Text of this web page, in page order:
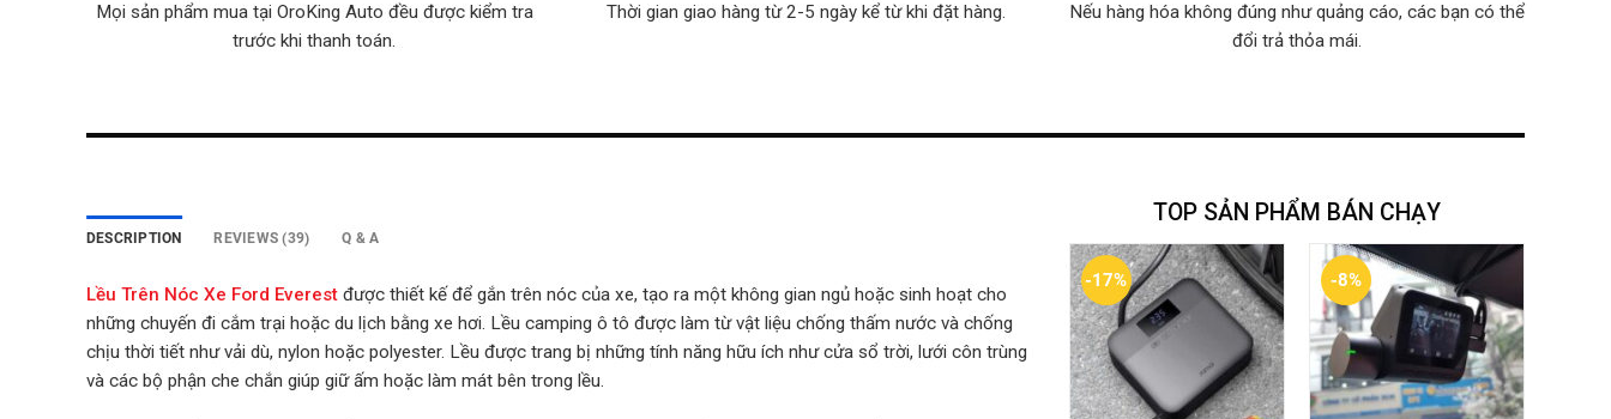
Mọi sản phẩm mua tại OroKing Auto đều được kiểm tra
trước khi thanh toán.
Thời gian giao hàng từ 2-5 ngày kể từ khi đặt hàng.
Nếu hàng hóa không đúng như quảng cáo, các bạn có thể
đổi trả thỏa mái.
DESCRIPTION REVIEWS (39) Q & A
Lều Trên Nóc Xe Ford Everest được thiết kế để gắn trên nóc của xe, tạo ra một không gian ngủ hoặc sinh hoạt cho
những chuyến đi cắm trại hoặc du lịch bằng xe hơi. Lều camping ô tô được làm từ vật liệu chống thấm nước và chống
chịu thời tiết như vải dù, nylon hoặc polyester. Lều được trang bị những tính năng hữu ích như cửa sổ trời, lưới côn trùng
và các bộ phận che chắn giúp giữ ấm hoặc làm mát bên trong lều.
TOP SẢN PHẨM BÁN CHẠY
-17% -8%